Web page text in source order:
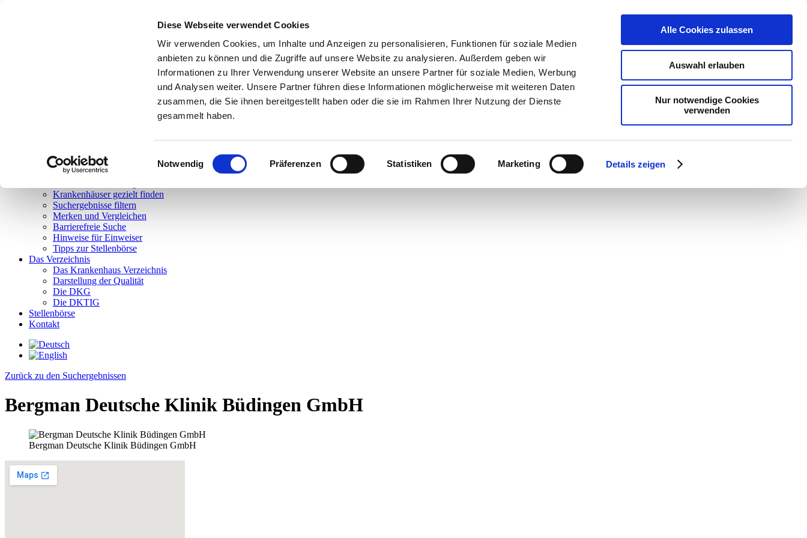
Diese Webseite verwendet Cookies
Wir verwenden Cookies, um Inhalte und Anzeigen zu personalisieren, Funktionen für soziale Medien
anbieten zu können und die Zugriffe auf unsere Website zu analysieren. Außerdem geben wir
Informationen zu Ihrer Verwendung unserer Website an unsere Partner für soziale Medien, Werbung
und Analysen weiter. Unsere Partner führen diese Informationen möglicherweise mit weiteren Daten
zusammen, die Sie ihnen bereitgestellt haben oder die sie im Rahmen Ihrer Nutzung der Dienste
gesammelt haben.
Einwilligungsauswahl
Notwendig Präferenzen Statistiken Marketing Details zeigen
Alle Cookies zulassen
Auswahl erlauben
Nur notwendige Cookies
verwenden
Aspekte der Barrierefreiheit
Tipps und Tricks
FAQ
Krankenhäuser gezielt finden
Suchergebnisse filtern
Merken und Vergleichen
Barrierefreie Suche
Hinweise für Einweiser
Tipps zur Stellenbörse
Das Verzeichnis
Das Krankenhaus Verzeichnis
Darstellung der Qualität
Die DKG
Die DKTIG
Stellenbörse
Kontakt
Zurück zu den Suchergebnissen
Bergman Deutsche Klinik Büdingen GmbH
Bergman Deutsche Klinik Büdingen GmbH